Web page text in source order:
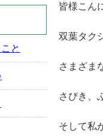
皆様こん
双葉タク
さまざま
さびき、
そして私
と